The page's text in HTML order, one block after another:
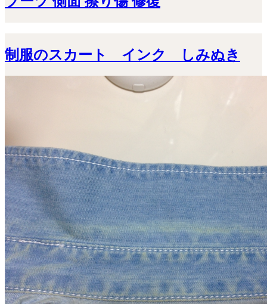
制服のスカート インク しみぬき